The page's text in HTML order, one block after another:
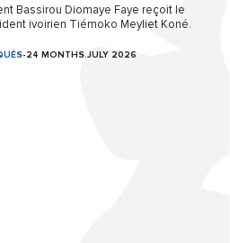
Bassirou Diomaye Faye reçoit le
ivoirien Tiémoko Meyliet Koné.
-24 MONTHS.JULY 2026